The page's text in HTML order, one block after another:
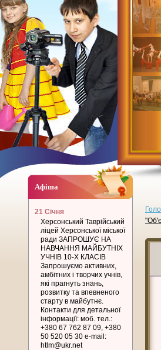
Афіша
21 Січня
Херсонський Таврійський
ліцей Херсонської міської
ради ЗАПРОШУЄ НА
НАВЧАННЯ МАЙБУТНІХ
УЧНІВ 10-Х КЛАСІВ
Запрошуємо активних,
амбітних і творчих учнів,
які прагнуть знань,
розвитку та впевненого
старту в майбутнє.
Контакти для детальної
інформації: моб. тел.:
+380 67 762 87 09, +380
50 520 05 30 e-mail:
htlm@ukr.net